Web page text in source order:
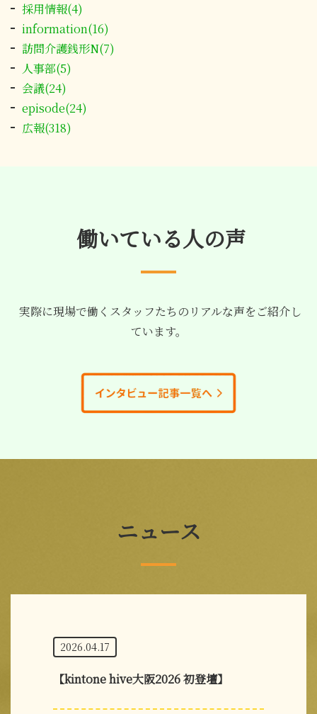
採用情報(4)
information(16)
訪問介護銭形N(7)
人事部(5)
会議(24)
episode(24)
広報(318)
働いている人の声
実際に現場で働くスタッフたちのリアルな声をご紹介し
ています。
ニュース
2026.04.17
【kintone hive大阪2026 初登壇】